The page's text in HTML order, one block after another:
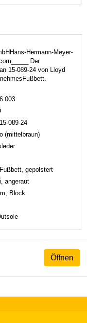
Hermann-Meyer-
Der
15-089-24 von Lloyd
003
089-24
(mittelbraun)
gepolstert
angeraut
Block
Öffnen